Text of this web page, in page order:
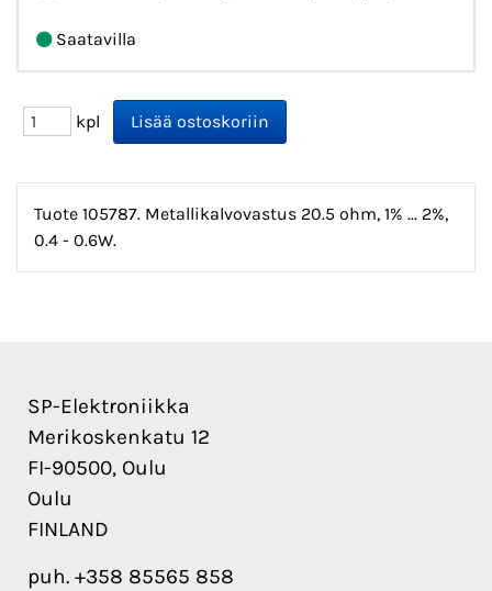
Saatavilla
kpl
Tuote 105787. Metallikalvovastus 20.5 ohm, 1% ... 2%,
0.4 - 0.6W.
SP-Elektroniikka
Merikoskenkatu 12
FI-90500, Oulu
Oulu
FINLAND
puh. +358 85565 858